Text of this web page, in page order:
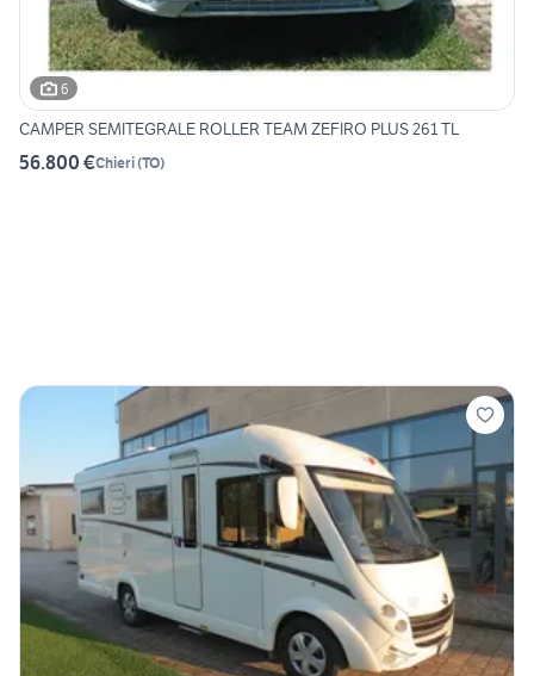
6
CAMPER SEMITEGRALE ROLLER TEAM ZEFIRO PLUS 261 TL
56.800 €Chieri(TO)